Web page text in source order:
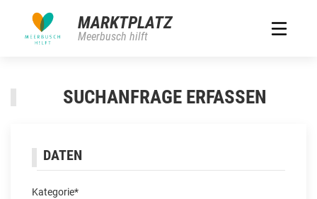
MARKTPLATZ
Meerbusch hilft
SUCHANFRAGE ERFASSEN
DATEN
Kategorie*